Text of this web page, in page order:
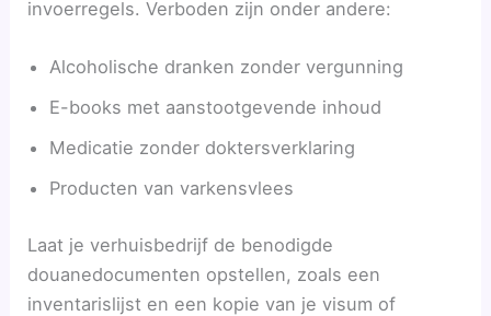
invoerregels. Verboden zijn onder andere:
Alcoholische dranken zonder vergunning
E-books met aanstootgevende inhoud
Medicatie zonder doktersverklaring
Producten van varkensvlees
Laat je verhuisbedrijf de benodigde
douanedocumenten opstellen, zoals een
inventarislijst en een kopie van je visum of